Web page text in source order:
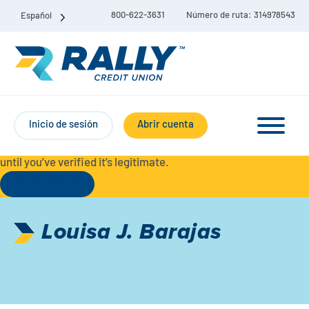
Español 800-622-3631 Número de ruta: 314978543
Inicio de sesión Abrir cuenta
Paquete de cuenta corriente y de ahorro
contact Rally Credit Union using our official phone numbers. If
you receive a letter, email, text message, or other
until you’ve verified it’s legitimate.
Louisa J. Barajas